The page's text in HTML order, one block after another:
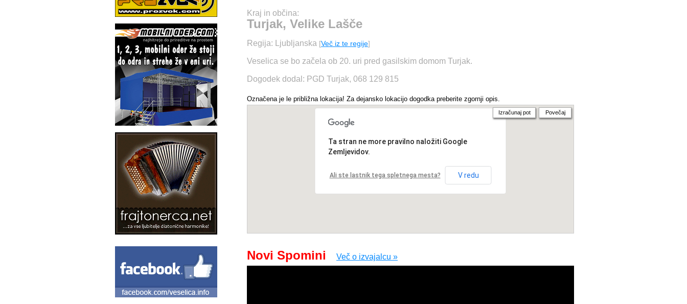
Kraj in občina:
Turjak, Velike Lašče
Regija: Ljubljanska [Več iz te regije]
Veselica se bo začela ob 20. uri pred gasilskim domom Turjak.
Dogodek dodal: PGD Turjak, 068 129 815
Označena je le približna lokacija! Za dejansko lokacijo dogodka preberite zgornji opis.
Ta stran ne more pravilno naložiti Google
Zemljevidov.
Ali ste lastnik tega spletnega mesta? V redu
Izračunaj pot Povečaj
Novi Spomini Več o izvajalcu »